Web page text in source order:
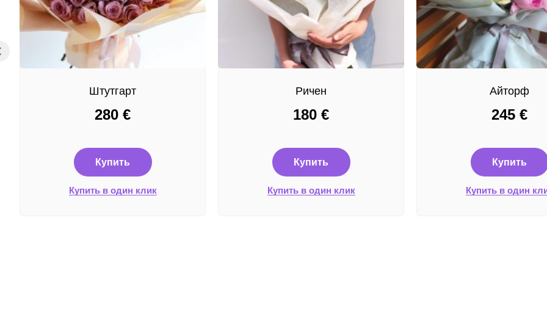
Штутгарт
280 €
Купить
Купить в один клик
Ричен
180 €
Купить
Купить в один клик
Айторф
245 €
Купить
Купить в один